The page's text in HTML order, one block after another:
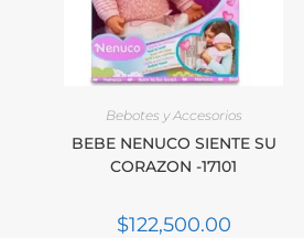
Bebotes y Accesorios
BEBE NENUCO SIENTE SU
CORAZON -17101
$122,500.00